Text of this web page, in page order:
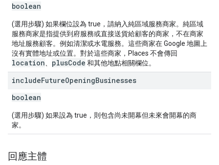
boolean
(選用步驟) 如果欄位設為 true，請納入純區域服務商家。純區域
服務商家是指提供到府服務或直接送貨給顧客的商家，不在商家
地址服務顧客。例如清潔或水電服務。這些商家在 Google 地圖上
沒有實體地址或位置。對於這些商家，Places 不會傳回
location plusCode 和其他地點相關欄位。
includeFutureOpeningBusinesses
boolean
(選用步驟) 如果設為 true，則包含尚未開幕但未來會開幕的商
家。
回應主體